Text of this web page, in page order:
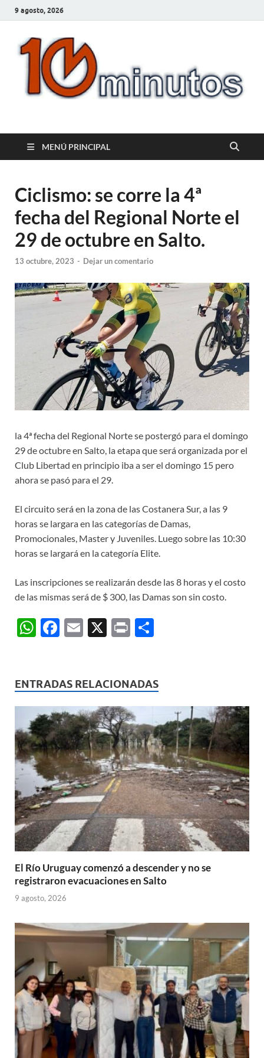
9 agosto, 2026
10minutos.com.uy
MENÚ PRINCIPAL
Ciclismo: se corre la 4ª
fecha del Regional Norte el
29 de octubre en Salto.
13 octubre, 2023 - Dejar un comentario
la 4ª fecha del Regional Norte se postergó para el domingo
29 de octubre en Salto, la etapa que será organizada por el
Club Libertad en principio iba a ser el domingo 15 pero
ahora se pasó para el 29.
El circuito será en la zona de las Costanera Sur, a las 9
horas se largara en las categorías de Damas,
Promocionales, Master y Juveniles. Luego sobre las 10:30
horas se largará en la categoría Elite.
Las inscripciones se realizarán desde las 8 horas y el costo
de las mismas será de $ 300, las Damas son sin costo.
W
s
A
p
p
F
b
o
o
k
E
X
P
p
ar
ti
r
ENTRADAS RELACIONADAS
El Río Uruguay comenzó a descender y no se
registraron evacuaciones en Salto
9 agosto, 2026